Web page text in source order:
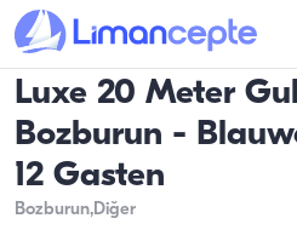
Luxe 20 Meter
Bozburun -
12 Gasten
Bozburun,Diğer